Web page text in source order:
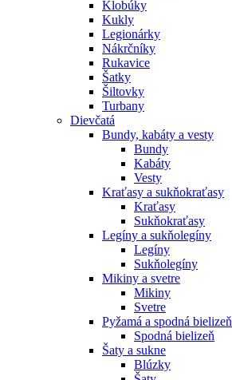
Klobúky
Kukly
Legionárky
Nákrčníky
Rukavice
Šatky
Šiltovky
Turbany
Dievčatá
Bundy, kabáty a vesty
Bundy
Kabáty
Vesty
Kraťasy a sukňokraťasy
Kraťasy
Sukňokraťasy
Legíny a sukňolegíny
Legíny
Sukňolegíny
Mikiny a svetre
Mikiny
Svetre
Pyžamá a spodná bielizeň
Spodná bielizeň
Šaty a sukne
Blúzky